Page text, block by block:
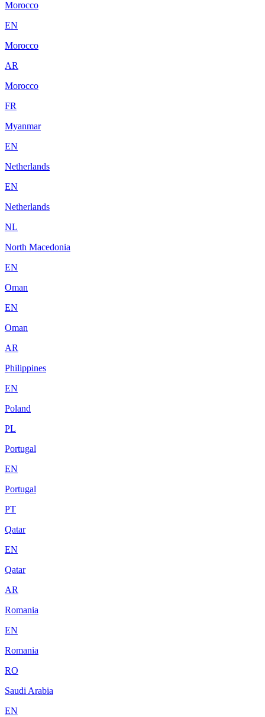
Morocco
EN
Morocco
AR
Morocco
FR
Myanmar
EN
Netherlands
EN
Netherlands
NL
North Macedonia
EN
Oman
EN
Oman
AR
Philippines
EN
Poland
PL
Portugal
EN
Portugal
PT
Qatar
EN
Qatar
AR
Romania
EN
Romania
RO
Saudi Arabia
EN